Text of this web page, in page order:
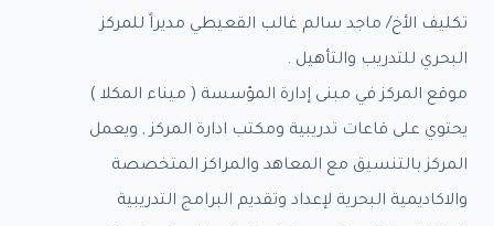
تكليف الأخ/ ماجد سالم غالب القعيطي مديراً للمركز
البحري للتدريب والتأهيل .
موقع المركز في مبنى إدارة المؤسسة ( ميناء المكلا )
يحتوي على قاعات تدريبية ومكتب ادارة المركز , ويعمل
المركز بالتنسيق مع المعاهد والمراكز المتخصصة
والاكاديمية البحرية لإعداد وتقديم البرامج التدريبية